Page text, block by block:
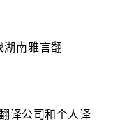
译公司和个人译